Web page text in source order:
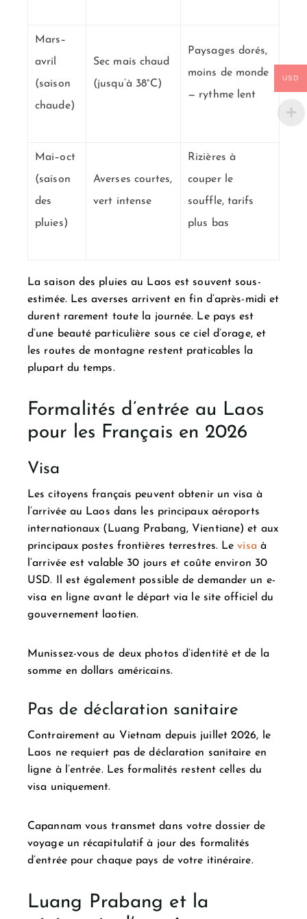
Mars–
avril
(saison
chaude)
Sec mais chaud
(jusqu’à 38°C)
Paysages dorés,
moins de monde
— rythme lent
Mai–oct
(saison
des
pluies)
Averses courtes,
vert intense
Rizières à
couper le
souffle, tarifs
plus bas
La saison des pluies au Laos est souvent sous-
estimée. Les averses arrivent en fin d’après-midi et
durent rarement toute la journée. Le pays est
d’une beauté particulière sous ce ciel d’orage, et
les routes de montagne restent praticables la
plupart du temps.
Formalités d’entrée au Laos
pour les Français en 2026
Visa
Les citoyens français peuvent obtenir un visa à
l’arrivée au Laos dans les principaux aéroports
internationaux (Luang Prabang, Vientiane) et aux
principaux postes frontières terrestres. Levisa à
l’arrivée est valable 30 jours et coûte environ 30
USD. Il est également possible de demander un e-
visa en ligne avant le départ via le site officiel du
gouvernement laotien.
Munissez-vous de deux photos d’identité et de la
somme en dollars américains.
Pas de déclaration sanitaire
Contrairement au Vietnam depuis juillet 2026, le
Laos ne requiert pas de déclaration sanitaire en
ligne à l’entrée. Les formalités restent celles du
visa uniquement.
Capannam vous transmet dans votre dossier de
voyage un récapitulatif à jour des formalités
d’entrée pour chaque pays de votre itinéraire.
Luang Prabang et la
USD